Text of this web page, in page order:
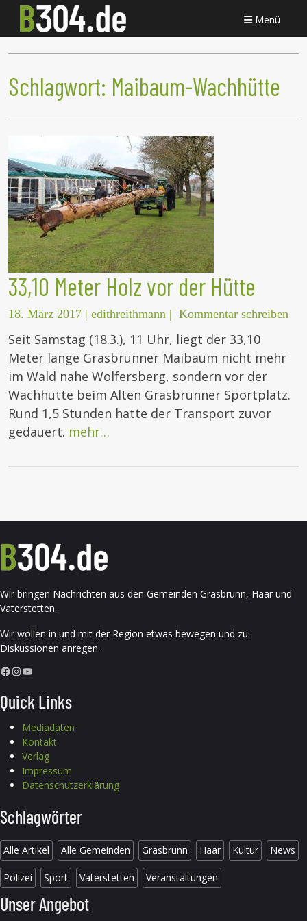
Menü
Schlagwort: Maibaum-Wachhütte
33,10 Meter Holz vor der Hütte
18. März 2017 | edithreithmann | Kommentar schreiben
Seit Samstag (18.3.), 11 Uhr, liegt der 33,10
Meter lange Grasbrunner Maibaum nicht mehr
im Wald nahe Wolfersberg, sondern vor der
Wachhütte beim Alten Grasbrunner Sportplatz.
Rund 1,5 Stunden hatte der Transport zuvor
gedauert. mehr…
Wir bringen Nachrichten aus den Gemeinden Grasbrunn, Haar und
Vaterstetten.
Wir wollen in und mit der Region etwas bewegen und zu
Diskussionen anregen.
Facebook InstagramYouTube
Quick Links
Mediadaten
Kontakt
Verlag
Impressum
Datenschutzerklärung
Schlagwörter
Alle Artikel Alle Gemeinden Grasbrunn Haar Kultur News
Polizei Sport Vaterstetten Veranstaltungen
Unser Angebot